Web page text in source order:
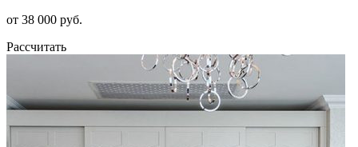
от 38 000 руб.
Рассчитать